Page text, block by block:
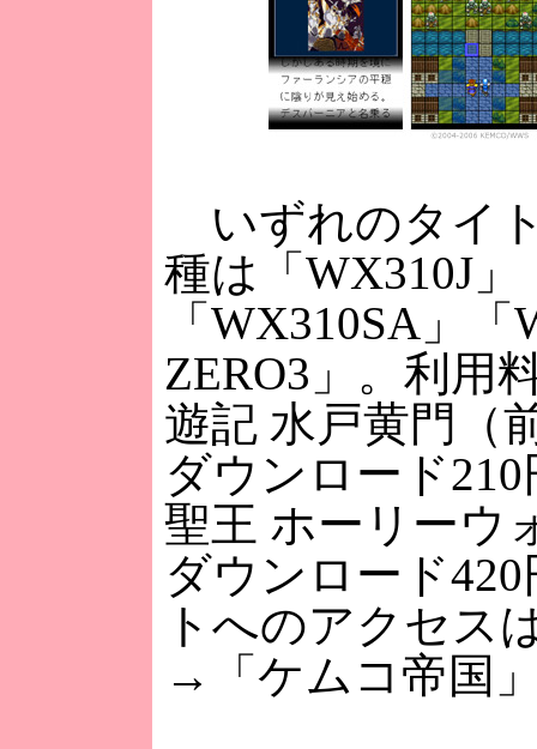
いずれのタイ
種は「WX310J」
「WX310SA」「
ZERO3」。利用
遊記 水戸黄門（
ダウンロード
聖王 ホーリーウ
ダウンロード
トへのアクセス
→「ケムコ帝国